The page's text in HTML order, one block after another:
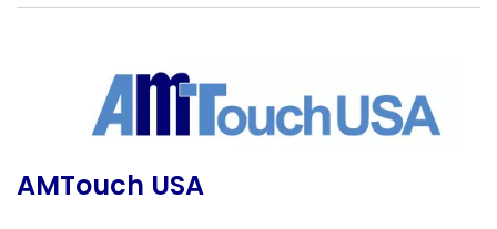
AMTouch USA